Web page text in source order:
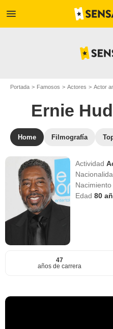
menu
Portada Famosos Actores Actor
Ernie
Home Filmografía
Actividad
Nacimiento
Edad80
47
años de carrera